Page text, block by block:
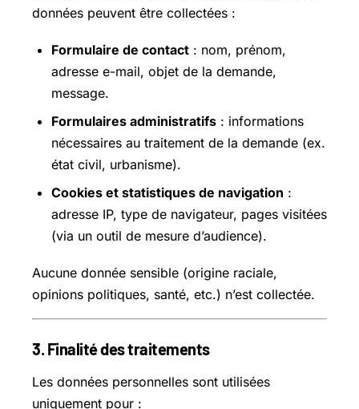
données peuvent être collectées :
Formulaire de contact : nom, prénom,
adresse e-mail, objet de la demande,
message.
Formulaires administratifs : informations
nécessaires au traitement de la demande (ex.
état civil, urbanisme).
Cookies et statistiques de navigation :
adresse IP, type de navigateur, pages visitées
(via un outil de mesure d’audience).
Aucune donnée sensible (origine raciale,
opinions politiques, santé, etc.) n’est collectée.
3. Finalité des traitements
Les données personnelles sont utilisées
uniquement pour :